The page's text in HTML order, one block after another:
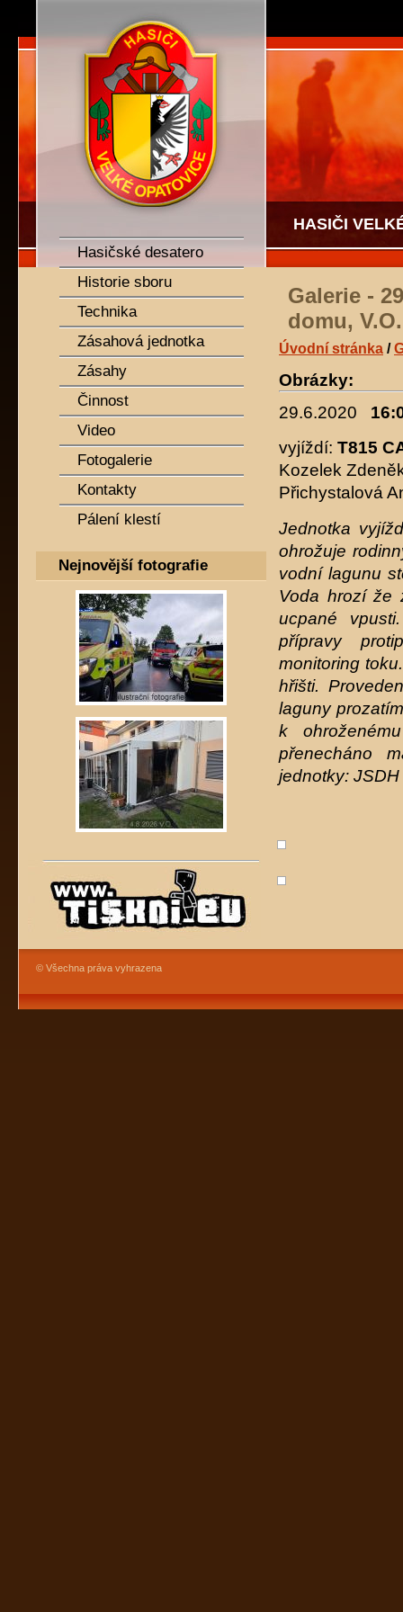
HASIČI
Galerie -
domu, V.O.
Úvodní stránka /
Obrázky:
29.6.2020
vyjíždí: T815
Kozelek
Přichystalová
Jednotka
ohrožuje
vodní lagunu
Voda hrozí že
ucpané
přípravy
monitoring
hřišti.
laguny
k
přenecháno
jednotky:
SDH Velké Opatovice
Hasičské desatero
Historie sboru
Technika
Zásahová jednotka
Zásahy
Činnost
Video
Fotogalerie
Kontakty
Pálení klestí
Nejnovější fotografie
© Všechna práva vyhrazena